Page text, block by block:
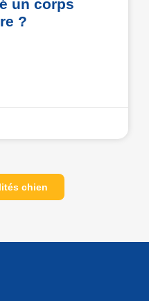
un corps
?
chien